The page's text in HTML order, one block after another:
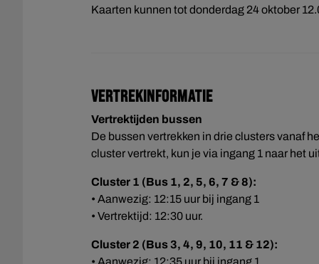
Kaarten kunnen tot donderdag 24 oktober
Vertrekinformatie
Vertrektijden bussen
De bussen vertrekken in drie clusters vanaf
cluster vertrekt, kun je via ingang 1 naar het
Cluster 1 (Bus 1, 2, 5, 6, 7 & 8):
• Aanwezig: 12:15 uur bij ingang 1
• Vertrektijd: 12:30 uur.
Cluster 2 (Bus 3, 4, 9, 10, 11 & 12):
• Aanwezig: 12:35 uur bij ingang 1